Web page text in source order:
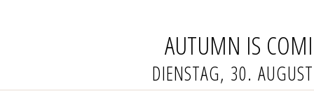
AUTUMN IS
DIENSTAG, 30.